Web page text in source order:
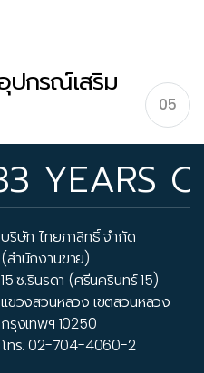
ปกรณ์เสริม
05
OF
บริษัท ไทยภาสิทธิ์ จำกัด
(สำนักงานขาย)
15 ซ.รินรดา (ศรีนครินทร์ 15)
แขวงสวนหลวง เขตสวนหลวง
กรุงเทพฯ 10250
โทร.02-704-4060-2